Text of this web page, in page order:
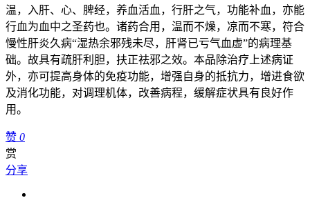
温，入肝、心、脾经，养血活血，行肝之气，功能补血，亦能
行血为血中之圣药也。诸药合用，温而不燥，凉而不寒，符合
慢性肝炎久病“湿热余邪残未尽，肝肾已亏气血虚”的病理基
础。故具有疏肝利胆，扶正祛邪之效。本品除治疗上述病证
外，亦可提高身体的免疫功能，增强自身的抵抗力，增进食欲
及消化功能，对调理机体，改善病程，缓解症状具有良好作
用。
赞 0
赏
分享